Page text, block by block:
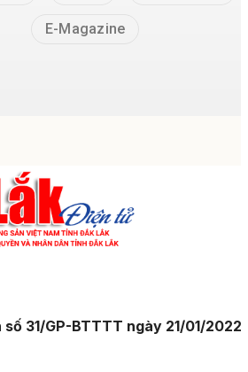
E-Magazine
31/GP-BTTTT ngày 21/01/2022